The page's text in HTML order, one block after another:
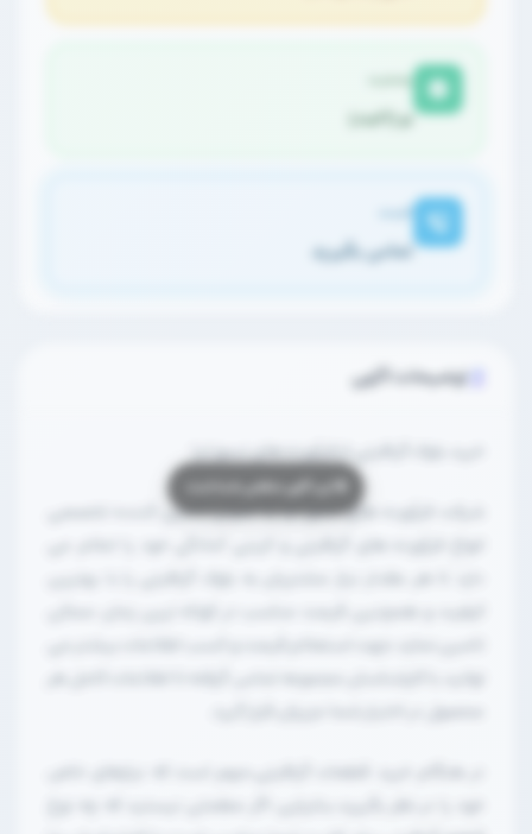
نو (آکبند)
تماس بگیرید
توضیحات آگهی
خرید بلوک گرافیتی از فرآورده های نسوز لیا
شرکت فرآورده های نسوز لیا به عنوان تامین کننده تخصصی
انواع فرآورده های گرافیتی و کربنی آمادگی خود را اعلام می
دارد تا هر مقدار نیاز مشتریان به بلوک گرافیتی را با بهترین
کیفیت و همچنین قیمت مناسب در کوتاه ترین زمان ممکن
تامین نماید.جهت استعلام قیمت و کسب اطلاعات بیشتر می
توانید با کارشناسان مجموعه تماس گرفته تا اطلاعات کامل هر
محصول در اختیار شما عزیزان قرار گیرد.
در هنگام خرید قطعات گرافیتی،مهم است که نیازهای خاص
خود را در نظر بگیرید.بنابراین اگر مطمئن نیستید که چه نوع